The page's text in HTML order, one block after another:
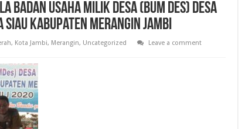
badan usaha milik desa (Bum Des) Desa
kabupaten merangin jambi
, Kota Jambi, Merangin, Uncategorized
Leave a comment